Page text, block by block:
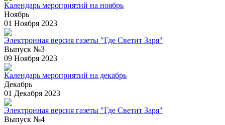
Календарь мероприятий на ноябрь
Ноябрь
01 Ноября 2023
Электронная версия газеты "Где Светит Заря"
Выпуск №3
09 Ноября 2023
Календарь мероприятий на декабрь
Декабрь
01 Декабря 2023
Электронная версия газеты "Где Светит Заря"
Выпуск №4